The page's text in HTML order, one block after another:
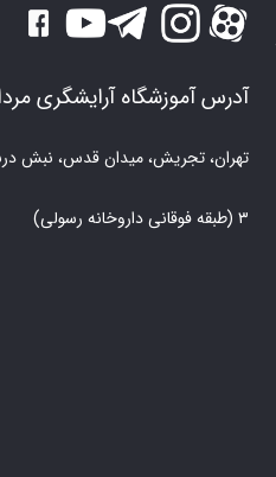
آدرس آموزشگاه آرایشگری
تهران، تجریش، میدان قدس، نبش دربند،
۳ (طبقه فوقانی داروخانه رسولی)